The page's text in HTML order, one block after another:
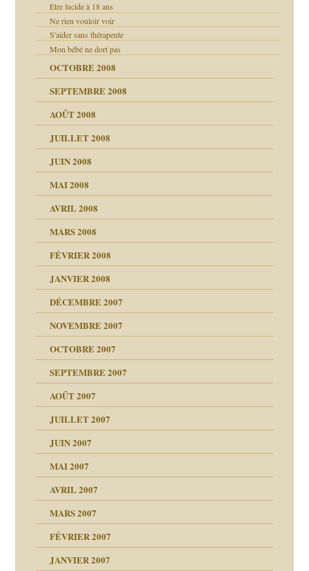
Etre lucide à 18 ans
Ne rien vouloir voir
S'aider sans thérapeute
Mon bébé ne dort pas
OCTOBRE 2008
SEPTEMBRE 2008
AOÛT 2008
JUILLET 2008
JUIN 2008
MAI 2008
aujourd’hui
thérapeutiques
AVRIL 2008
MARS 2008
FÉVRIER 2008
à lui
JANVIER 2008
DÉCEMBRE 2007
printemps
NOVEMBRE 2007
OCTOBRE 2007
SEPTEMBRE 2007
AOÛT 2007
JUILLET 2007
JUIN 2007
MAI 2007
AVRIL 2007
MARS 2007
FÉVRIER 2007
JANVIER 2007